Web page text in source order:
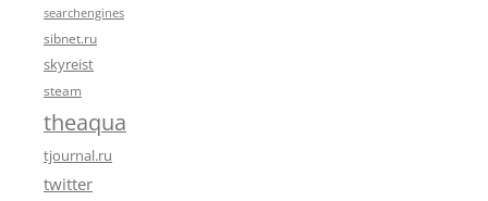
searchengines
sibnet.ru
skyreist
steam
theaqua
tjournal.ru
twitter